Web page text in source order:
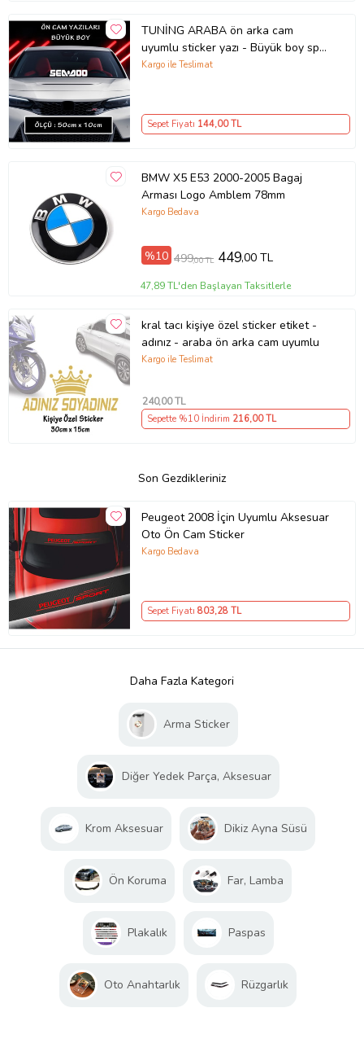
TUNİNG ARABA ön arka cam
uyumlu sticker yazı - Büyük boy spor
tuning modifiye etiket
Kargo ile Teslimat
Sepet Fiyatı 144,00 TL
BMW X5 E53 2000-2005 Bagaj
Arması Logo Amblem 78mm
Kargo Bedava
%10 499,00 TL 449,00 TL
47,89 TL'den Başlayan Taksitlerle
kral tacı kişiye özel sticker etiket -
adınız - araba ön arka cam uyumlu
Kargo ile Teslimat
240,00 TL
Sepette %10 İndirim 216,00 TL
Son Gezdikleriniz
Peugeot 2008 İçin Uyumlu Aksesuar
Oto Ön Cam Sticker
Kargo Bedava
Sepet Fiyatı 803,28 TL
Daha Fazla Kategori
Arma Sticker
Diğer Yedek Parça, Aksesuar
Krom Aksesuar Dikiz Ayna Süsü
Ön Koruma Far, Lamba
Plakalık Paspas
Oto Anahtarlık Rüzgarlık